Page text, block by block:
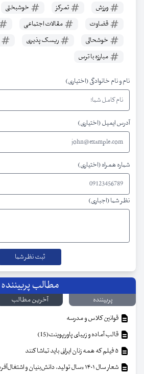
ورزش تمرکز خوشبختی
قضاوت
مقالات اجتماعی
خوشحالی
ریسک پذیری
مبارزه با ترس
نام و نام خانوادگی (اختیاری)
آدرس ایمیل (اختیاری)
شماره همراه (اختیاری)
نظر شما (اجباری)
مطالب پربیننده
پربیننده
آخرین مطالب
قوانین کلاس و مدرسه
قالب آماده و زیبای پاورپوینت(15)
شعار سال ۱۴۰۱ «سال تولید، دانش‌بنیان و اشتغال‌آفرین»